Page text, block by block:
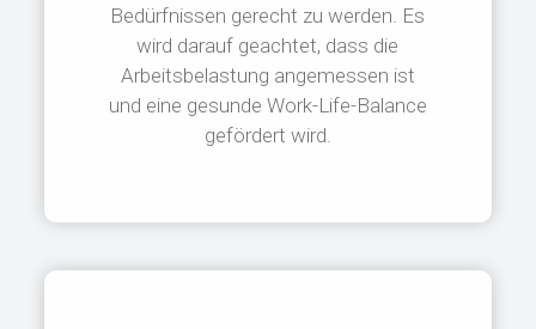
Bedürfnissen gerecht zu werden. Es
wird darauf geachtet, dass die
Arbeitsbelastung angemessen ist
und eine gesunde Work-Life-Balance
gefördert wird.